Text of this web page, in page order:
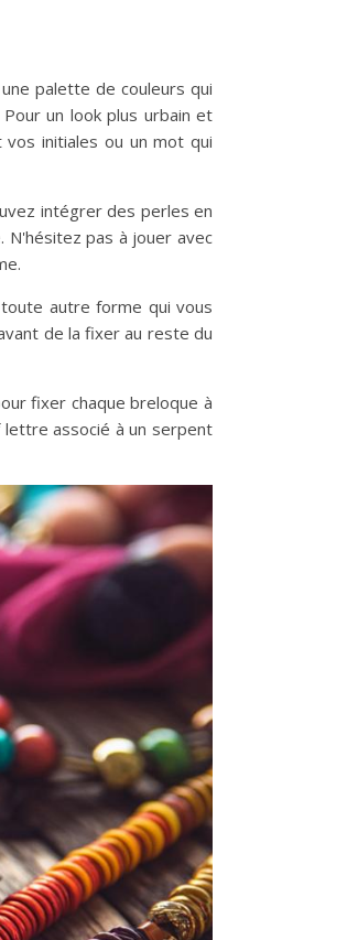
palette de couleurs qui
un look plus urbain et
initiales ou un mot qui
intégrer des perles en
pas à jouer avec
autre forme qui vous
de la fixer au reste du
fixer chaque breloque à
lettre associé à un serpent